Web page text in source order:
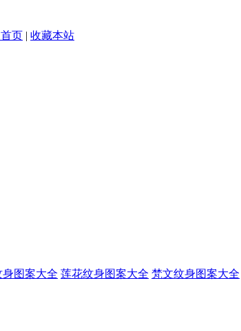
页 | 收藏本站
身图案大全 莲花纹身图案大全 梵文纹身图案大全